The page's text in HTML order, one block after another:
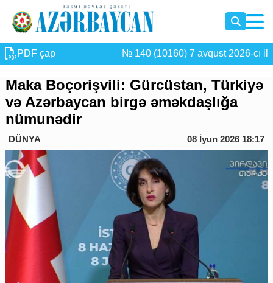
PDF çap № 140 (10160) 7 avqust 2026-cı il
Maka Boçorişvili: Gürcüstan, Türkiyə
və Azərbaycan birgə əməkdaşlığa
nümunədir
DÜNYA 08 İyun 2026 18:17